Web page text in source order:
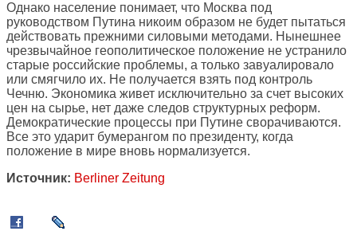
Однако население понимает, что Москва под
руководством Путина никоим образом не будет пытаться
действовать прежними силовыми методами. Нынешнее
чрезвычайное геополитическое положение не устранило
старые российские проблемы, а только завуалировало
или смягчило их. Не получается взять под контроль
Чечню. Экономика живет исключительно за счет высоких
цен на сырье, нет даже следов структурных реформ.
Демократические процессы при Путине сворачиваются.
Все это ударит бумерангом по президенту, когда
положение в мире вновь нормализуется.
Источник: Berliner Zeitung